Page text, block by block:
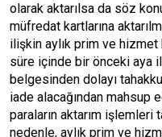
olarak aktarılsa da söz
müfredat kartlarına
ilişkin aylık prim ve
süre içinde bir önceki aya
belgesinden dolayı
iade alacağından
paraların aktarım işlemleri
nedenle, aylık prim ve